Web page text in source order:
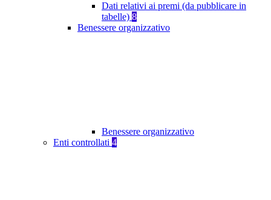
Dati relativi ai premi (da pubblicare in
tabelle) 8
Benessere organizzativo
Benessere organizzativo
Enti controllati 4